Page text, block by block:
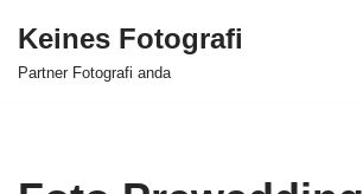
Skip
Keines Fotografi
Partner Fotografi anda